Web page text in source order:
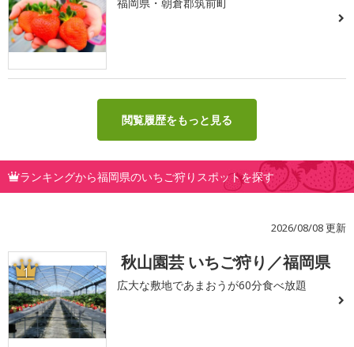
閲覧履歴をもっと見る
ランキングから福岡県のいちご狩りスポットを探す
2026/08/08 更新
1 秋山園芸 いちご狩り／福岡県
広大な敷地であまおうが60分食べ放題